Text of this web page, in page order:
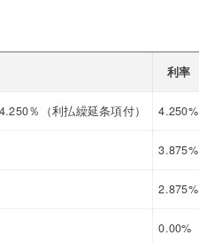
利率
％（利払繰延条項付） 4.250%
3.875%
2.875%
0.00%